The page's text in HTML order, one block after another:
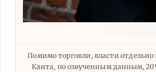
Помимо торговли, власти
Канта, по озвученным данным,